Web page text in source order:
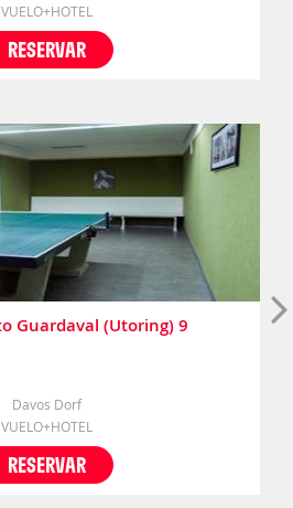
VUELO+HOTEL
RESERVAR
Guardaval (Utoring) 9
Davos Dorf
VUELO+HOTEL
RESERVAR